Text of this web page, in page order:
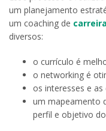
um planejamento
um coaching de carreira
diversos:
o currículo é
o networking é
os interesses e
um mapeamento
perfil e objetivo